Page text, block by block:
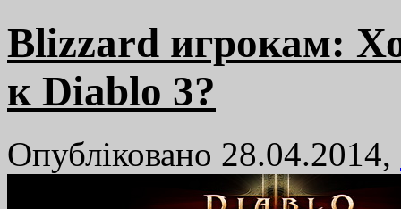
Blizzard игрокам:
к Diablo 3?
Опубліковано 28.04.2014,